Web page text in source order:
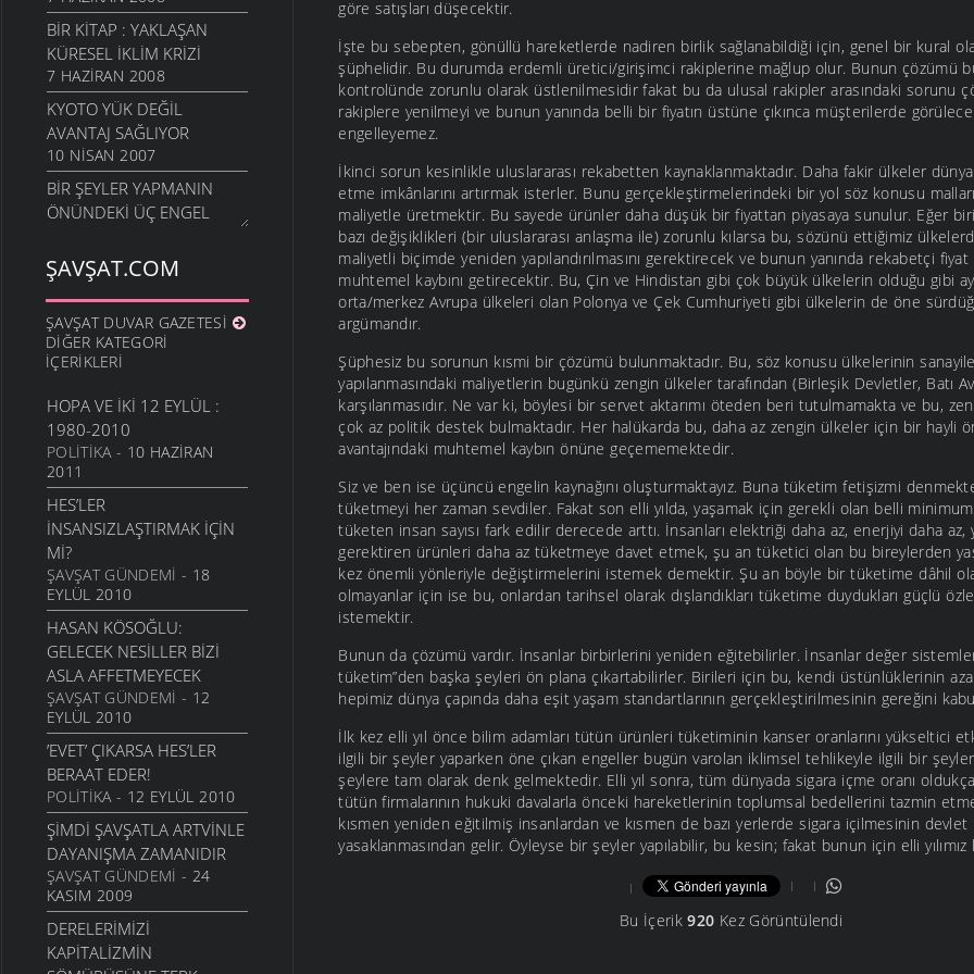
BIR KITAP : YAKLAŞAN
KÜRESEL İKLIM KRIZI
7 HAZIRAN 2008
KYOTO YÜK DEĞIL
AVANTAJ SAĞLIYOR
10 NISAN 2007
BIR ŞEYLER YAPMANIN
ÖNÜNDEKI ÜÇ ENGEL
İKLIM DEĞIŞIKLIĞI NEDIR ?
TEHDITIN BOYUTLARI
30 MART 2007
TEHDIT EDIYOR
30 MART 2007
KYOTO PROTOKOLÜ
30 MART 2007
İNSANLIK GELECEĞIYLE MI
OYNUYOR?
30 MART 2007
DERINER BARAJI’NIN YOK
EDECEĞI KÖYLERDEN
ÇAĞRI
22 ARALIK 2005
ŞAVŞAT.COM
ŞAVŞAT DUVAR GAZETESI
DIĞER KATEGORI
İÇERIKLERI
HOPA VE İKI 12 EYLÜL :
1980-2010
POLITIKA- 10 HAZIRAN
2011
HES’LER
INSANSIZLAŞTIRMAK IÇIN
MI?
ŞAVŞAT GÜNDEMI - 18
EYLÜL 2010
HASAN KÖSOĞLU:
GELECEK NESILLER BIZI
ASLA AFFETMEYECEK
ŞAVŞAT GÜNDEMI - 12
EYLÜL 2010
’EVET’ ÇIKARSA HES’LER
BERAAT EDER!
POLITIKA- 12 EYLÜL 2010
ŞIMDI ŞAVŞATLA ARTVINLE
DAYANIŞMA ZAMANIDIR
ŞAVŞAT GÜNDEMI - 24
KASIM 2009
DERELERIMIZI
KAPITALIZMIN
göre satışları düşecektir.
İşte bu sebepten, gönüllü hareketlerde nadiren birlik sağlanabildiği için, genel bir kural
şüphelidir. Bu durumda erdemli üretici/girişimci rakiplerine mağlup olur. Bunun çözümü
kontrolünde zorunlu olarak üstlenilmesidir fakat bu da ulusal rakipler arasındaki sorunu
rakiplere yenilmeyi ve bunun yanında belli bir fiyatın üstüne çıkınca müşterilerde
engelleyemez.
İkinci sorun kesinlikle uluslararası rekabetten kaynaklanmaktadır. Daha fakir ülkeler
etme imkânlarını artırmak isterler. Bunu gerçekleştirmelerindeki bir yol söz konusu
maliyetle üretmektir. Bu sayede ürünler daha düşük bir fiyattan piyasaya sunulur. Eğer
bazı değişiklikleri (bir uluslararası anlaşma ile) zorunlu kılarsa bu, sözünü ettiğimiz
maliyetli biçimde yeniden yapılandırılmasını gerektirecek ve bunun yanında rekabetçi
muhtemel kaybını getirecektir. Bu, Çin ve Hindistan gibi çok büyük ülkelerin olduğu gibi
orta/merkez Avrupa ülkeleri olan Polonya ve Çek Cumhuriyeti gibi ülkelerin de öne
argümandır.
Şüphesiz bu sorunun kısmi bir çözümü bulunmaktadır. Bu, söz konusu ülkelerinin
yapılanmasındaki maliyetlerin bugünkü zengin ülkeler tarafından (Birleşik Devletler, Batı
karşılanmasıdır. Ne var ki, böylesi bir servet aktarımı öteden beri tutulmamakta ve bu,
çok az politik destek bulmaktadır. Her halükarda bu, daha az zengin ülkeler için bir hayli
avantajındaki muhtemel kaybın önüne geçememektedir.
Siz ve ben ise üçüncü engelin kaynağını oluşturmaktayız. Buna tüketim fetişizmi
tüketmeyi her zaman sevdiler. Fakat son elli yılda, yaşamak için gerekli olan belli
tüketen insan sayısı fark edilir derecede arttı. İnsanları elektriği daha az, enerjiyi daha
gerektiren ürünleri daha az tüketmeye davet etmek, şu an tüketici olan bu bireylerden
kez önemli yönleriyle değiştirmelerini istemek demektir. Şu an böyle bir tüketime dâhil
olmayanlar için ise bu, onlardan tarihsel olarak dışlandıkları tüketime duydukları güçlü
istemektir.
Bunun da çözümü vardır. İnsanlar birbirlerini yeniden eğitebilirler. İnsanlar değer
tüketim”den başka şeyleri ön plana çıkartabilirler. Birileri için bu, kendi üstünlüklerinin
hepimiz dünya çapında daha eşit yaşam standartlarının gerçekleştirilmesinin gereğini
İlk kez elli yıl önce bilim adamları tütün ürünleri tüketiminin kanser oranlarını yükseltici
ilgili bir şeyler yaparken öne çıkan engeller bugün varolan iklimsel tehlikeyle ilgili bir
şeylere tam olarak denk gelmektedir. Elli yıl sonra, tüm dünyada sigara içme oranı
tütün firmalarının hukuki davalarla önceki hareketlerinin toplumsal bedellerini tazmin
kısmen yeniden eğitilmiş insanlardan ve kısmen de bazı yerlerde sigara içilmesinin
yasaklanmasından gelir. Öyleyse bir şeyler yapılabilir, bu kesin; fakat bunun için elli yılımız
Bu İçerik920 Kez Görüntülendi